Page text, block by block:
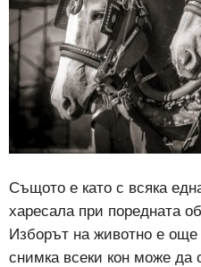
Същото е като с всяка
харесала при поредната
Изборът на животно е още
снимка всеки кон може да